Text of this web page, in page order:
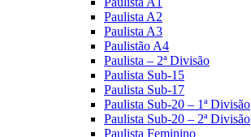
Paulista A2
Paulista A3
Paulistão A4
Paulista – 2ª Divisão
Paulista Sub-15
Paulista Sub-17
Paulista Sub-20 – 1ª Divisão
Paulista Sub-20 – 2ª Divisão
Paulista Feminino